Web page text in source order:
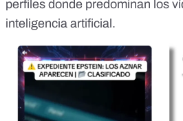
perfiles donde predominan los
inteligencia artificial.